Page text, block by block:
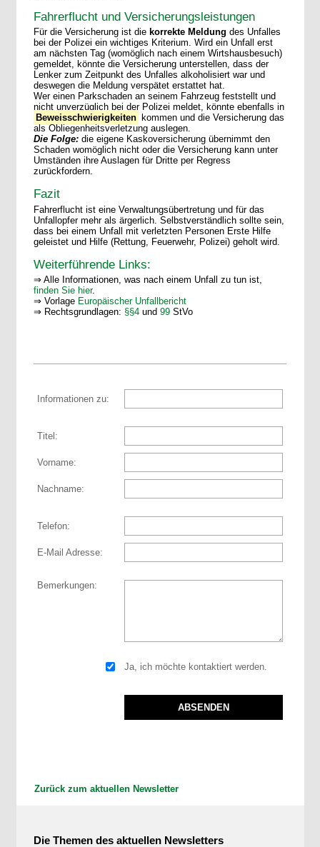
Fahrerflucht und Versicherungsleistungen
Für die Versicherung ist die korrekte Meldung des Unfalles
bei der Polizei ein wichtiges Kriterium. Wird ein Unfall erst
am nächsten Tag (womöglich nach einem Wirtshausbesuch)
gemeldet, könnte die Versicherung unterstellen, dass der
Lenker zum Zeitpunkt des Unfalles alkoholisiert war und
deswegen die Meldung verspätet erstattet hat.
Wer einen Parkschaden an seinem Fahrzeug feststellt und
nicht unverzüglich bei der Polizei meldet, könnte ebenfalls in
Beweisschwierigkeiten kommen und die Versicherung das
als Obliegenheitsverletzung auslegen.
Die Folge: die eigene Kaskoversicherung übernimmt den
Schaden womöglich nicht oder die Versicherung kann unter
Umständen ihre Auslagen für Dritte per Regress
zurückfordern.
Fazit
Fahrerflucht ist eine Verwaltungsübertretung und für das
Unfallopfer mehr als ärgerlich. Selbstverständlich sollte sein,
dass bei einem Unfall mit verletzten Personen Erste Hilfe
geleistet und Hilfe (Rettung, Feuerwehr, Polizei) geholt wird.
Weiterführende Links:
⇒ Alle Informationen, was nach einem Unfall zu tun ist,
finden Sie hier.
⇒ Vorlage Europäischer Unfallbericht
⇒ Rechtsgrundlagen: §§4 und 99 StVo
Informationen zu:
Titel:
Vorname:
Nachname:
Telefon:
E-Mail Adresse:
Bemerkungen:
Ja, ich möchte kontaktiert werden.
Zurück zum aktuellen Newsletter
Die Themen des aktuellen Newsletters